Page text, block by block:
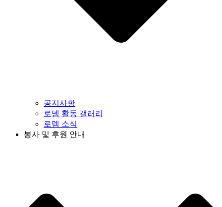
공지사항
로뎀 활동 갤러리
로뎀 소식
봉사 및 후원 안내